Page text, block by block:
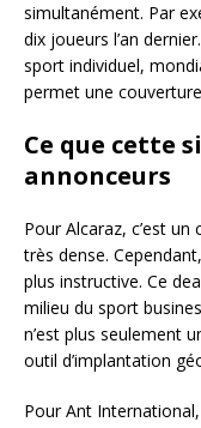
simultanément. Par
dix joueurs l’an
sport individuel,
permet une
Ce que cette
annonceurs
Pour Alcaraz, c’est
très dense.
plus instructive. Ce
milieu du sport
n’est plus seulement
outil d’implantation
Pour Ant